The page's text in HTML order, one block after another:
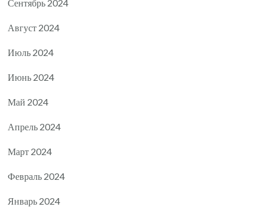
Сентябрь 2024
Август 2024
Июль 2024
Июнь 2024
Май 2024
Апрель 2024
Март 2024
Февраль 2024
Январь 2024